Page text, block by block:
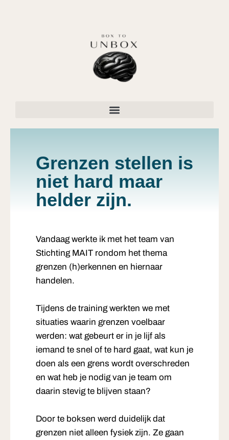
Grenzen stellen is
niet hard maar
helder zijn.
Vandaag werkte ik met het team van
Stichting MAIT rondom het thema
grenzen (h)erkennen en hiernaar
handelen.
Tijdens de training werkten we met
situaties waarin grenzen voelbaar
werden: wat gebeurt er in je lijf als
iemand te snel of te hard gaat, wat kun je
doen als een grens wordt overschreden
en wat heb je nodig van je team om
daarin stevig te blijven staan?
Door te boksen werd duidelijk dat
grenzen niet alleen fysiek zijn. Ze gaan